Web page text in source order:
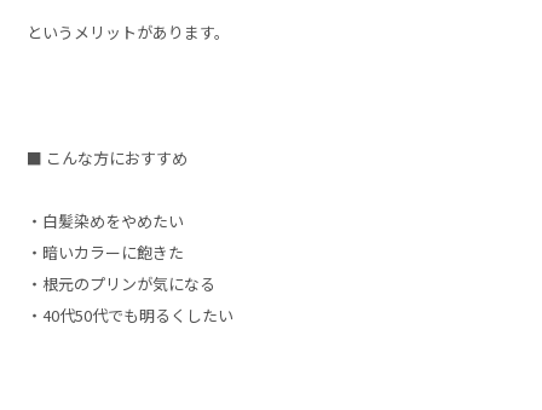
というメリットがあります。
■ こんな方におすすめ
・白髪染めをやめたい
・暗いカラーに飽きた
・根元のプリンが気になる
・40代50代でも明るくしたい